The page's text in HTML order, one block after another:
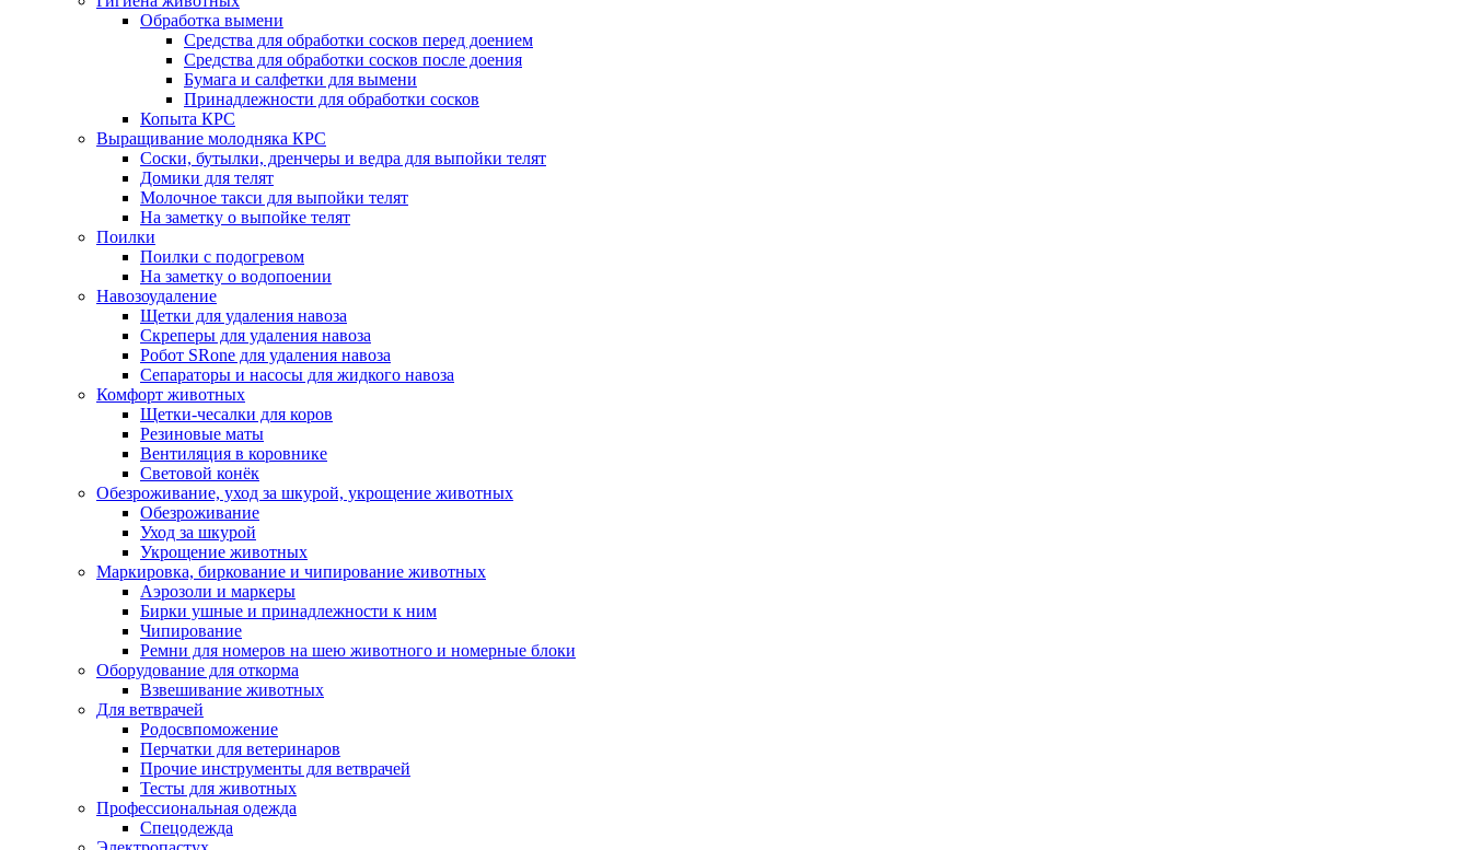
Обработка вымени
Средства для обработки сосков перед доением
Средства для обработки сосков после доения
Бумага и салфетки для вымени
Принадлежности для обработки сосков
Копыта КРС
Выращивание молодняка КРС
Соски, бутылки, дренчеры и ведра для выпойки телят
Домики для телят
Молочное такси для выпойки телят
На заметку о выпойке телят
Поилки
Поилки с подогревом
На заметку о водопоении
Навозоудаление
Щетки для удаления навоза
Скреперы для удаления навоза
Робот SRone для удаления навоза
Сепараторы и насосы для жидкого навоза
Комфорт животных
Щетки-чесалки для коров
Резиновые маты
Вентиляция в коровнике
Световой конёк
Обезроживание, уход за шкурой, укрощение животных
Обезроживание
Уход за шкурой
Укрощение животных
Маркировка, биркование и чипирование животных
Аэрозоли и маркеры
Бирки ушные и принадлежности к ним
Чипирование
Ремни для номеров на шею животного и номерные блоки
Оборудование для откорма
Взвешивание животных
Для ветврачей
Родосвпоможение
Перчатки для ветеринаров
Прочие инструменты для ветврачей
Тесты для животных
Профессиональная одежда
Cпецодежда